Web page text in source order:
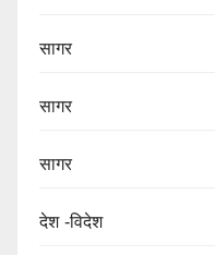
सागर
सागर
सागर
देश -विदेश